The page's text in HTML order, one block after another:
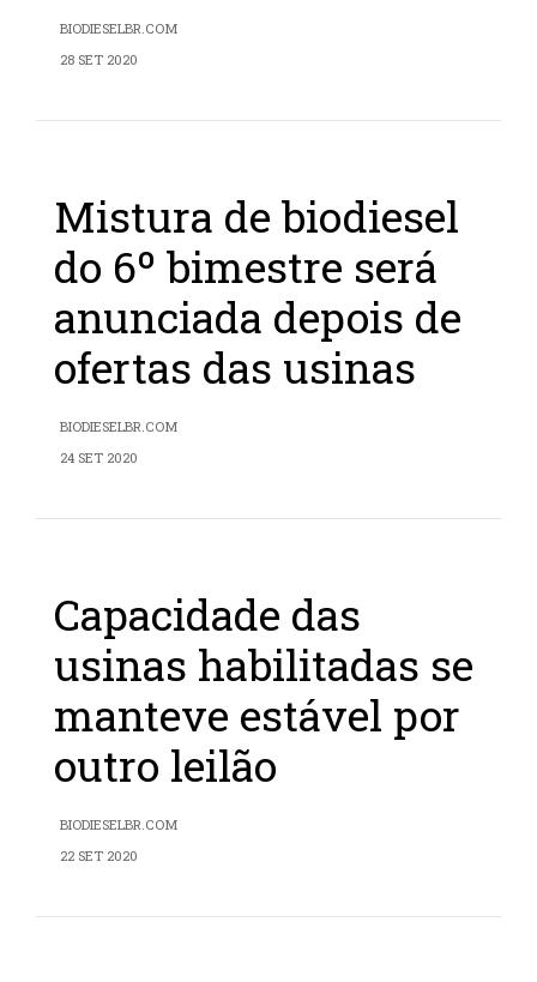
BIODIESELBR.COM
28 SET 2020
Mistura de biodiesel
do 6º bimestre será
anunciada depois de
ofertas das usinas
BIODIESELBR.COM
24 SET 2020
Capacidade das
usinas habilitadas se
manteve estável por
outro leilão
BIODIESELBR.COM
22 SET 2020